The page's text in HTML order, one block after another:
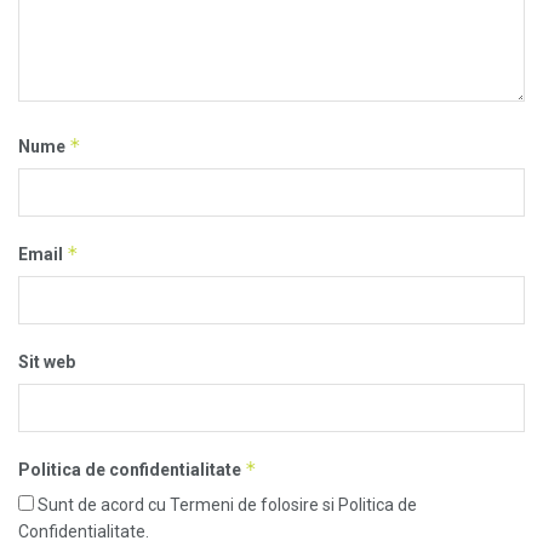
Nume *
Email *
Sit web
Politica de confidentialitate *
Sunt de acord cu Termeni de folosire si Politica de
Confidentialitate.